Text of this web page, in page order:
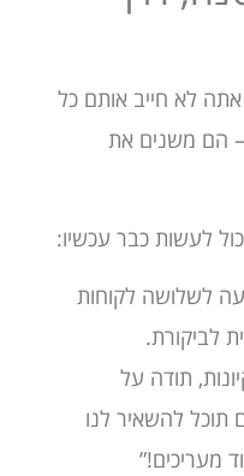
אתה לא חייב אותם כל
הם משנים את
לעשות כבר עכשיו:
לשלושה לקוחות
לביקורת.
תודה על
להשאיר לנו
מעריכים!”